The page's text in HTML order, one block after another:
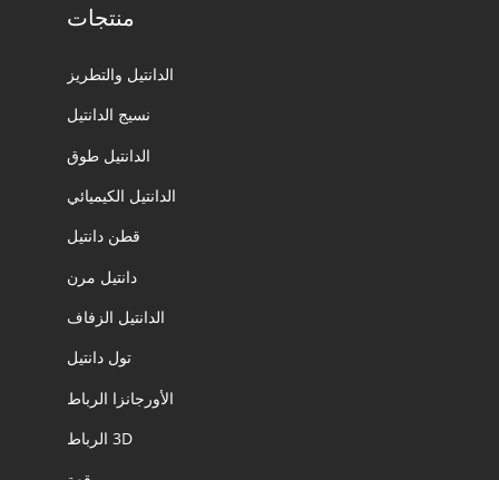
منتجات
الدانتيل والتطريز
نسيج الدانتيل
الدانتيل طوق
الدانتيل الكيميائي
قطن دانتيل
دانتيل مرن
الدانتيل الزفاف
تول دانتيل
الأورجانزا الرباط
3D الرباط